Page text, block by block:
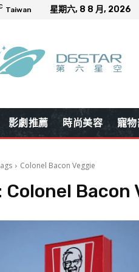
Taiwan 星期六, 8 8 月, 2026
影劇推薦 時尚美容 寵
Colonel Bacon Veggie
Colonel Bacon